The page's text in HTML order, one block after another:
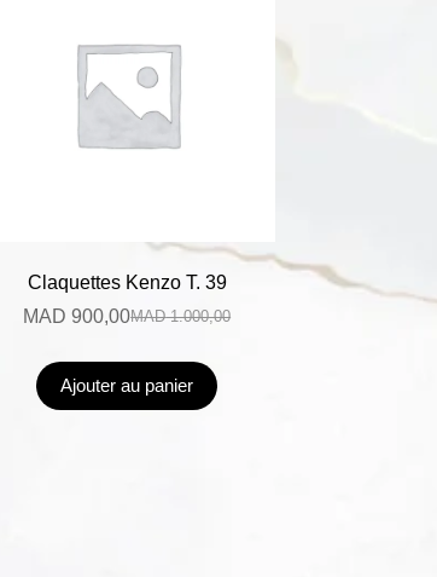
Claquettes Kenzo T. 39
MAD1.000,00
MAD 900,00
Ajouter au panier